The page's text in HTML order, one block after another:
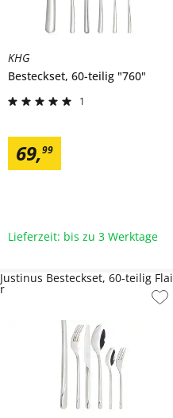
KHG
Besteckset, 60-teilig "760"
1
69,99
Lieferzeit: bis zu 3 Werktage
Justinus Besteckset, 60-teilig Flai
r